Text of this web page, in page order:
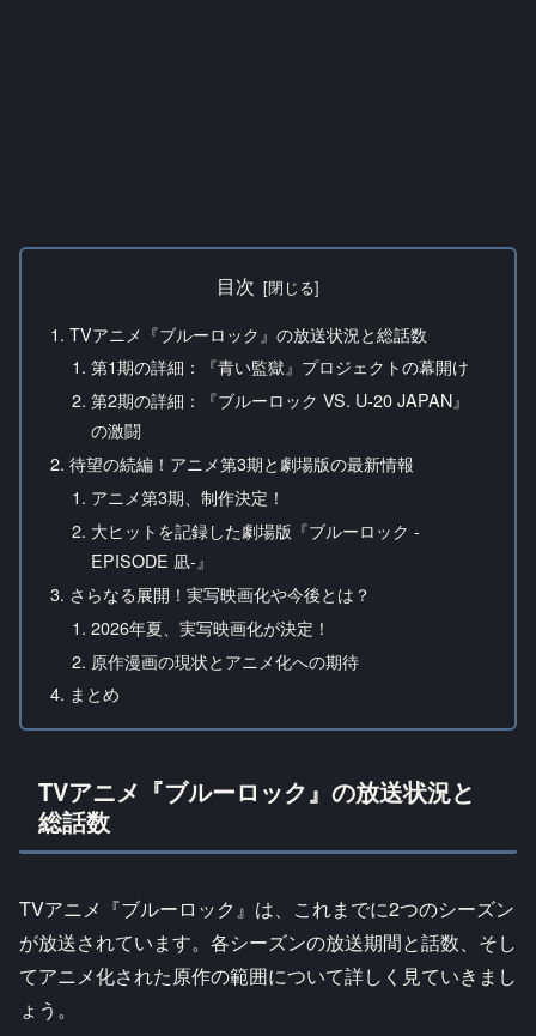
目次
TVアニメ『ブルーロック』の放送状況と総話数
第1期の詳細：『青い監獄』プロジェクトの幕開け
第2期の詳細：『ブルーロック VS. U-20 JAPAN』
の激闘
待望の続編！アニメ第3期と劇場版の最新情報
アニメ第3期、制作決定！
大ヒットを記録した劇場版『ブルーロック -
EPISODE 凪-』
さらなる展開！実写映画化や今後とは？
2026年夏、実写映画化が決定！
原作漫画の現状とアニメ化への期待
まとめ
TVアニメ『ブルーロック』の放送状況と
総話数
TVアニメ『ブルーロック』は、これまでに2つのシーズン
が放送されています。各シーズンの放送期間と話数、そし
てアニメ化された原作の範囲について詳しく見ていきまし
ょう。